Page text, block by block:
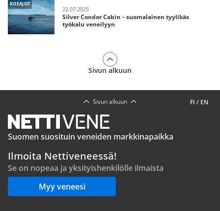
KOEAJOT
22.07.2025
Silver Condor Cabin – suomalainen tyylikäs
työkalu veneilyyn
Sivun alkuun
FI / EN
Sivun alkuun
Suomen suosituin veneiden markkinapaikka
Ilmoita Nettiveneessä!
Se on nopeaa ja yksityishenkilölle ilmaista
Myy veneesi